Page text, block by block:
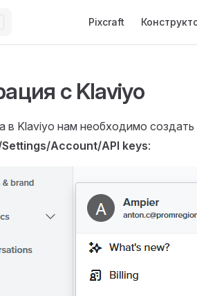
Pixcraft
с Klaviyo
в Klaviyo нам необходимо
Settings/Account/API keys: